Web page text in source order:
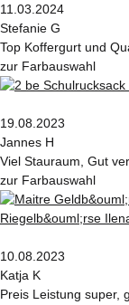
11.03.2024
Stefanie G
Top Koffergurt und
zur Farbauswahl
19.08.2023
Jannes H
Viel Stauraum, Gut
zur Farbauswahl
10.08.2023
Katja K
Preis Leistung super,